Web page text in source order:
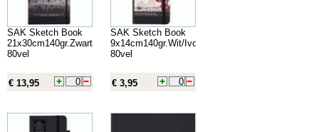
SAK Sketch Book
21x30cm140gr.Zwart
80vel
€ 13,95
SAK Sketch Book
9x14cm140gr.Wit/Ivoor
80vel
€ 3,95